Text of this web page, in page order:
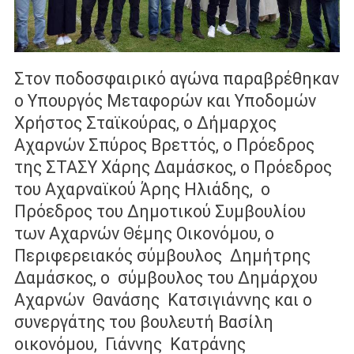
Στον ποδοσφαιρικό αγώνα παραβρέθηκαν
ο Υπουργός Μεταφορών και Υποδομών
Χρήστος Σταϊκούρας, ο Δήμαρχος
Αχαρνών Σπύρος Βρεττός, ο Πρόεδρος
της ΣΤΑΣΥ Χάρης Δαμάσκος, ο Πρόεδρος
του Αχαρναϊκού Άρης Ηλιάδης, ο
Πρόεδρος του Δημοτικού Συμβουλίου
των Αχαρνών Θέμης Οικονόμου, ο
Περιφερειακός σύμβουλος Δημήτρης
Δαμάσκος, ο σύμβουλος του Δημάρχου
Αχαρνών Θανάσης Κατσιγιάννης και ο
συνεργάτης του βουλευτή Βασίλη
οικονόμου, Γιάννης Κατράνης